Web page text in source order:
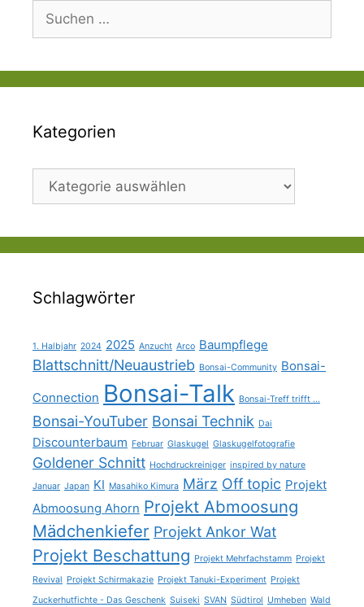
Suchen
nach:
Kategorien
Kategorien
Schlagwörter
1. Halbjahr 2024 2025 Anzucht Arco Baumpflege
Blattschnitt/Neuaustrieb Bonsai-Community Bonsai-
Connection Bonsai-Talk Bonsai-Treff trifft ...
Bonsai-YouTuber Bonsai Technik Dai
Discounterbaum Februar Glaskugel Glaskugelfotografie
Goldener Schnitt Hochdruckreiniger inspired by nature
Januar Japan KI Masahiko Kimura März Off topic Projekt
Abmoosung Ahorn Projekt Abmoosung
Mädchenkiefer Projekt Ankor Wat
Projekt Beschattung Projekt Mehrfachstamm Projekt
Revival Projekt Schirmakazie Projekt Tanuki-Experiment Projekt
Zuckerhutfichte - Das Geschenk Suiseki SVAN Südtirol Umheben Wald